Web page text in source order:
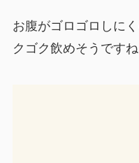
お腹がゴロゴロしに
クゴク飲めそうですね